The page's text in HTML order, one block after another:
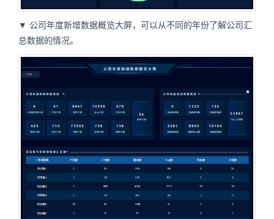
▼ 公司年度新增数据概览大屏，可以从不同的年份了解公司汇
总数据的情况。